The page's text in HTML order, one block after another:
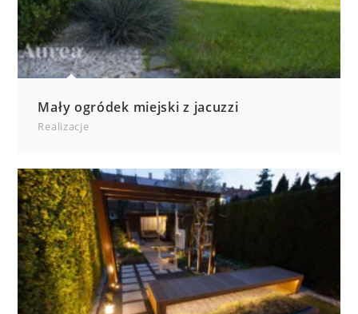
Mały ogródek miejski z jacuzzi
Realizacje